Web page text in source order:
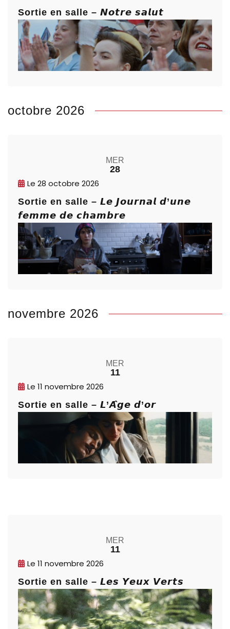
Sortie en salle – 𝙉𝙤𝙩𝙧𝙚 𝙨𝙖𝙡𝙪𝙩
octobre 2026
MER
28
Sortie en salle – 𝙇𝙚 𝙅𝙤𝙪𝙧𝙣𝙖𝙡 𝙙’𝙪𝙣𝙚
𝙛𝙚𝙢𝙢𝙚 𝙙𝙚 𝙘𝙝𝙖𝙢𝙗𝙧𝙚
Le 28 octobre 2026
novembre 2026
MER
11
Sortie en salle – 𝙇’𝘼̂𝙜𝙚 𝙙’𝙤𝙧
Le 11 novembre 2026
MER
11
Sortie en salle – 𝙇𝙚𝙨 𝙔𝙚𝙪𝙭 𝙑𝙚𝙧𝙩𝙨
Le 11 novembre 2026